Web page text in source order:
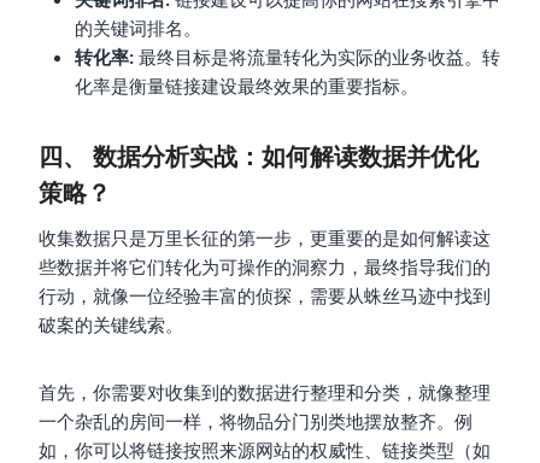
的关键词排名。
转化率: 最终目标是将流量转化为实际的业务收益。转
化率是衡量链接建设最终效果的重要指标。
四、 数据分析实战：如何解读数据并优化
策略？
收集数据只是万里长征的第一步，更重要的是如何解读这
些数据并将它们转化为可操作的洞察力，最终指导我们的
行动，就像一位经验丰富的侦探，需要从蛛丝马迹中找到
破案的关键线索。
首先，你需要对收集到的数据进行整理和分类，就像整理
一个杂乱的房间一样，将物品分门别类地摆放整齐。例
如，你可以将链接按照来源网站的权威性、链接类型（如